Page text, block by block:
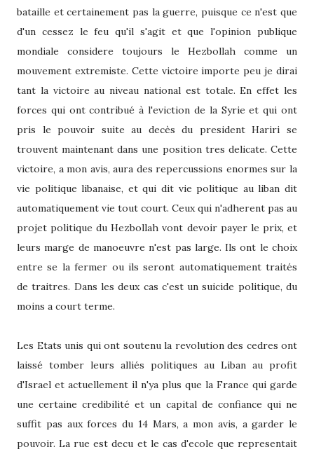
bataille et certainement pas la guerre, puisque ce n'est que
d'un cessez le feu qu'il s'agit et que l'opinion publique
mondiale considere toujours le Hezbollah comme un
mouvement extremiste. Cette victoire importe peu je dirai
tant la victoire au niveau national est totale. En effet les
forces qui ont contribué à l'eviction de la Syrie et qui ont
pris le pouvoir suite au decès du president Hariri se
trouvent maintenant dans une position tres delicate. Cette
victoire, a mon avis, aura des repercussions enormes sur la
vie politique libanaise, et qui dit vie politique au liban dit
automatiquement vie tout court. Ceux qui n'adherent pas au
projet politique du Hezbollah vont devoir payer le prix, et
leurs marge de manoeuvre n'est pas large. Ils ont le choix
entre se la fermer ou ils seront automatiquement traités
de traitres. Dans les deux cas c'est un suicide politique, du
moins a court terme.
Les Etats unis qui ont soutenu la revolution des cedres ont
laissé tomber leurs alliés politiques au Liban au profit
d'Israel et actuellement il n'ya plus que la France qui garde
une certaine credibilité et un capital de confiance qui ne
suffit pas aux forces du 14 Mars, a mon avis, a garder le
pouvoir. La rue est decu et le cas d'ecole que representait